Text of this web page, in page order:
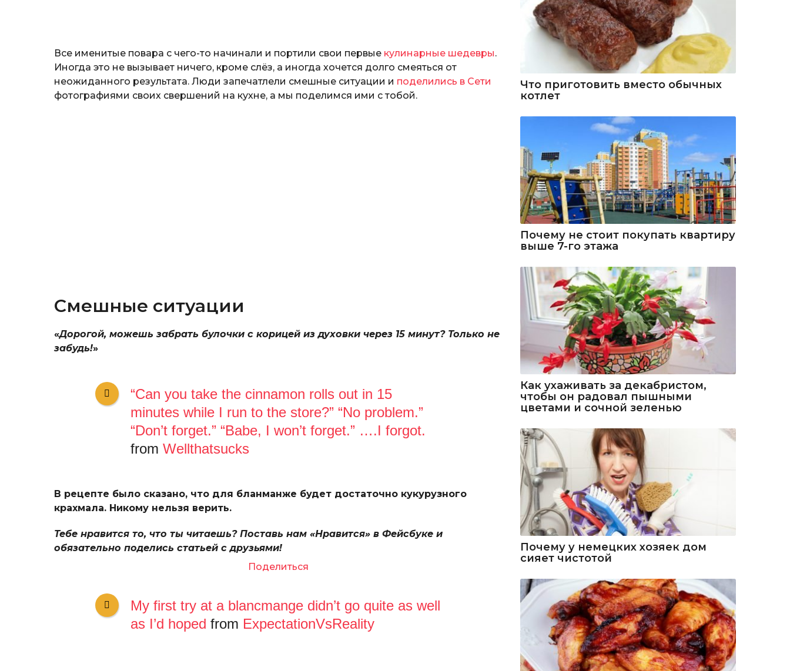
Все именитые повара с чего-то начинали и портили свои первые кулинарные шедевры.
Иногда это не вызывает ничего, кроме слёз, а иногда хочется долго смеяться от
неожиданного результата. Люди запечатлели смешные ситуации и поделились в Сети
фотографиями своих свершений на кухне, а мы поделимся ими с тобой.
Смешные ситуации
«Дорогой, можешь забрать булочки с корицей из духовки через 15 минут? Только не
забудь!»
“Can you take the cinnamon rolls out in 15
minutes while I run to the store?” “No problem.”
“Don’t forget.” “Babe, I won’t forget.” ….I forgot.
from Wellthatsucks
В рецепте было сказано, что для бланманже будет достаточно кукурузного
крахмала. Никому нельзя верить.
Тебе нравится то, что ты читаешь? Поставь нам «Нравится» в Фейсбуке и
обязательно поделись статьей с друзьями!
Поделиться
My first try at a blancmange didn’t go quite as well
as I’d hoped from ExpectationVsReality
Что приготовить вместо обычных
котлет
Почему не стоит покупать квартиру
выше 7-го этажа
Как ухаживать за декабристом,
чтобы он радовал пышными
цветами и сочной зеленью
Почему у немецких хозяек дом
сияет чистотой